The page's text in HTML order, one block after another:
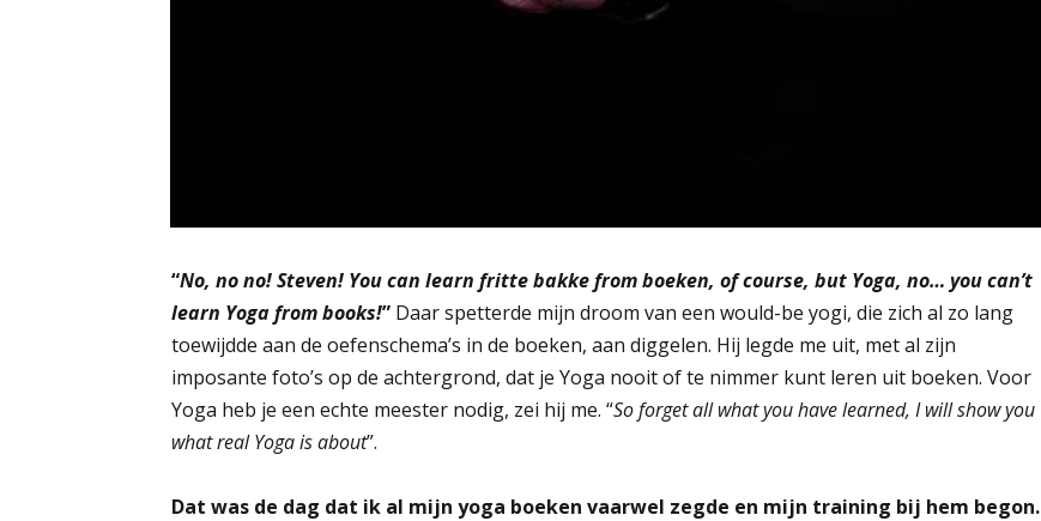
​“No, no no! Steven! You can learn fritte bakke from boeken, of course, but Yoga, no… you can’t
learn Yoga from books!” Daar spetterde mijn droom van een would-be yogi, die zich al zo lang
toewijdde aan de oefenschema’s in de boeken, aan diggelen. Hij legde me uit, met al zijn
imposante foto’s op de achtergrond, dat je Yoga nooit of te nimmer kunt leren uit boeken. Voor
Yoga heb je een echte meester nodig, zei hij me. “So forget all what you have learned, I will show you
what real Yoga is about”.
Dat was de dag dat ik al mijn yoga boeken vaarwel zegde en mijn training bij hem begon.